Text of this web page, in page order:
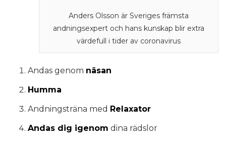
Anders Olsson är Sveriges främsta
andningsexpert och hans kunskap blir extra
värdefull i tider av coronavirus
Andas genom näsan
Humma
Andningsträna med Relaxator
Andas dig igenom dina rädslor